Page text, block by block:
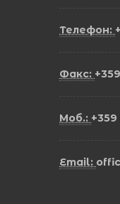
Телефон:
Факс:
Моб.:
Email: